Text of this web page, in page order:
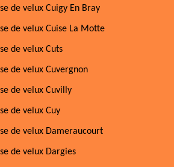
de velux Cuigy En Bray
de velux Cuise La Motte
de velux Cuts
de velux Cuvergnon
de velux Cuvilly
de velux Cuy
de velux Dameraucourt
de velux Dargies